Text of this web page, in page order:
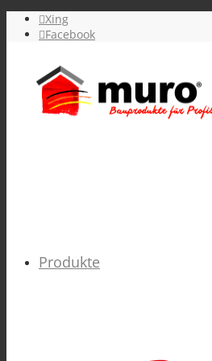
Xing
Facebook
Produkte